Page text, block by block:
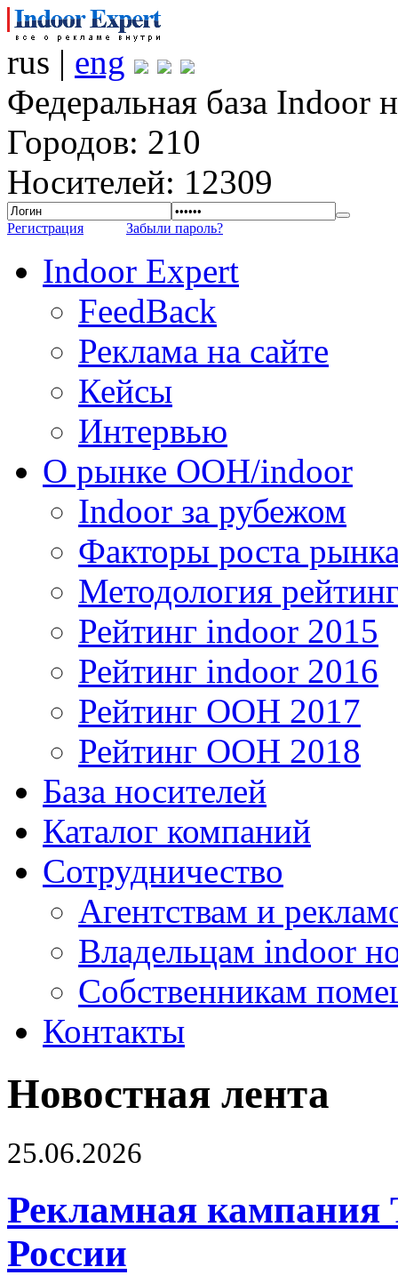
rus | eng
Федеральная база Indoor
Городов: 210
Носителей: 12309
Регистрация Забыли пароль?
Indoor Expert
FeedBack
Реклама на сайте
Кейсы
Интервью
О рынке OOH/indoor
Indoor за рубежом
Факторы роста
Методология
Рейтинг indoor 2015
Рейтинг indoor 2016
Рейтинг OOH 2017
Рейтинг OOH 2018
База носителей
Каталог компаний
Сотрудничество
Агентствам и
Владельцам indoor
Собственникам
Контакты
Новостная лента
25.06.2026
Рекламная кампания
России